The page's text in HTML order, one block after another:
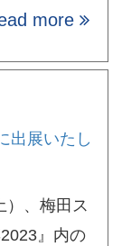
more
出展いたし
）、梅田ス
』内の